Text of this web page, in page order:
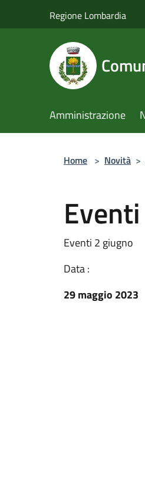
Regione Lombardia
Amministrazione
Home > Novità >
Eventi 2 giugno
Data :
29 maggio 2023